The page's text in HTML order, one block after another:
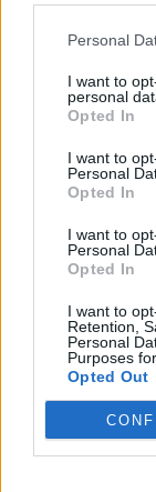
Personal
I want to
personal
Opted In
I want to
Personal
Opted In
I want to
Personal
Opted In
I want to
Retention,
Personal
Purposes
Opted Out